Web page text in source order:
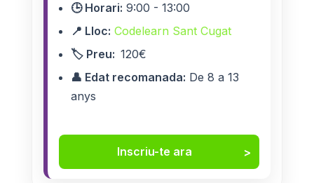
🕒 Horari: 9:00 - 13:00
📍 Lloc: Codelearn Sant Cugat
🏷️ Preu: 120€
👤 Edat recomanada: De 8 a 13
anys
Inscriu-te ara